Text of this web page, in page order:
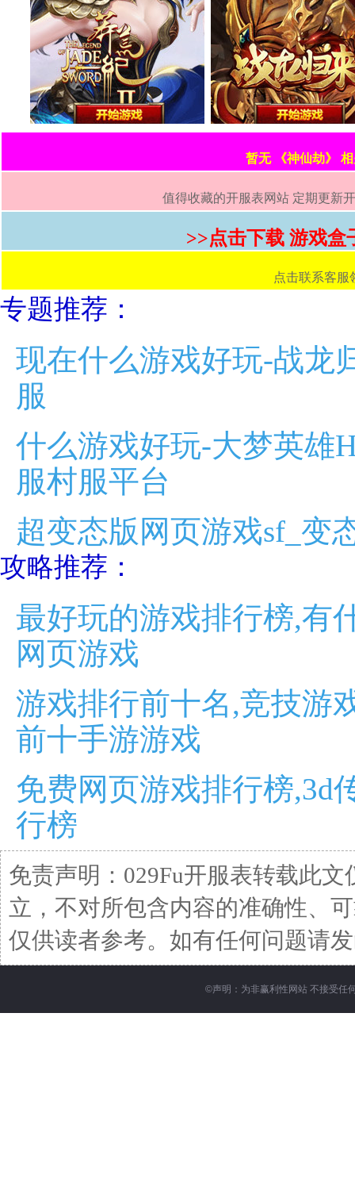
暂无 《神仙劫》
值得收藏的开服表网站 定期更新
>>点击下载 游戏盒
点击联系客服
专题推荐：
现在什么游戏好玩-战龙
服
什么游戏好玩-大梦英雄
服村服平台
超变态版网页游戏sf_变
攻略推荐：
最好玩的游戏排行榜,有
网页游戏
游戏排行前十名,竞技游
前十手游游戏
免费网页游戏排行榜,3d
行榜
免责声明：029Fu开服表转载此
立，不对所包含内容的准确性、
仅供读者参考。如有任何问题请
©声明：为非赢利性网站 不接受任